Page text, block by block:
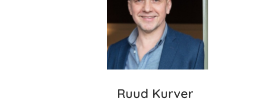
Ruud Kurver